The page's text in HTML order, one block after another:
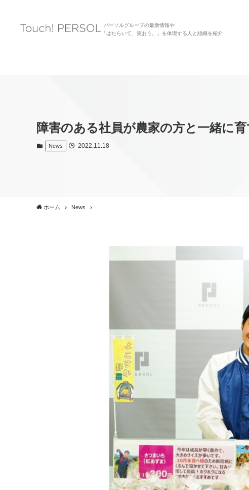
パーソルグループの最新情報や
「はたらいて、笑おう。」を体現する人と組織を紹介
障害のある社員が農家の方と一緒に
News 2022.11.18
ホーム News